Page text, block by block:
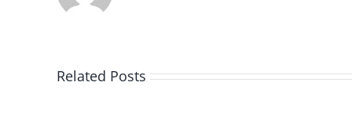
Related Posts